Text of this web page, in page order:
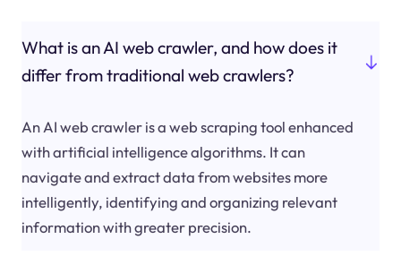
What is an AI web crawler, and how does it
differ from traditional web crawlers?
An AI web crawler is a web scraping tool enhanced
with artificial intelligence algorithms. It can
navigate and extract data from websites more
intelligently, identifying and organizing relevant
information with greater precision.